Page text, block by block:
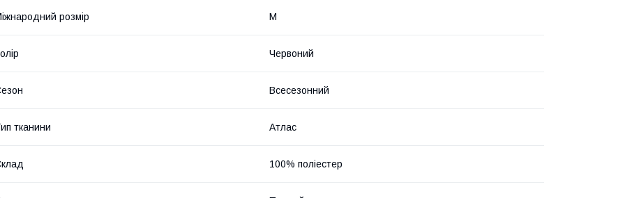
розмір M
Червоний
Всесезонний
тканини Атлас
100% поліестер